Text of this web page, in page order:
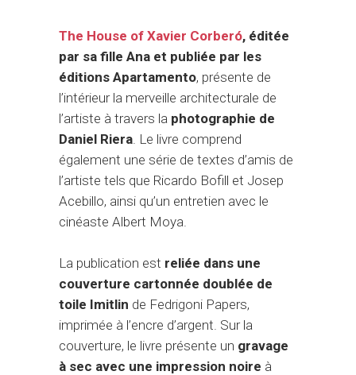
The House of Xavier Corberó, éditée
par sa fille Ana et publiée par les
éditions Apartamento, présente de
l’intérieur la merveille architecturale de
l’artiste à travers la photographie de
Daniel Riera. Le livre comprend
également une série de textes d’amis de
l’artiste tels que Ricardo Bofill et Josep
Acebillo, ainsi qu’un entretien avec le
cinéaste Albert Moya.
La publication est reliée dans une
couverture cartonnée doublée de
toile Imitlin de Fedrigoni Papers,
imprimée à l’encre d’argent. Sur la
couverture, le livre présente un gravage
à sec avec une impression noire à